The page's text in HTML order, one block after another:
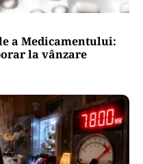
a Medicamentului:
la vânzare